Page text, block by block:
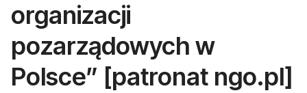
organizacji
pozarządowych w
Polsce” [patronat ngo.pl]